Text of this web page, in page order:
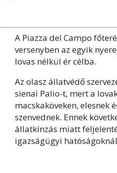
A Piazza del Campo
versenyben az egyik
lovas nélkül ér célba.
Az olasz állatvédő
sienai Palio-t, mert a
macskaköveken, elesnek
szenvednek. Ennek
állatkínzás miatt
igazságügyi